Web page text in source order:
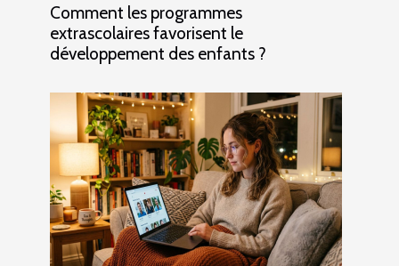
Comment les programmes
extrascolaires favorisent le
développement des enfants ?